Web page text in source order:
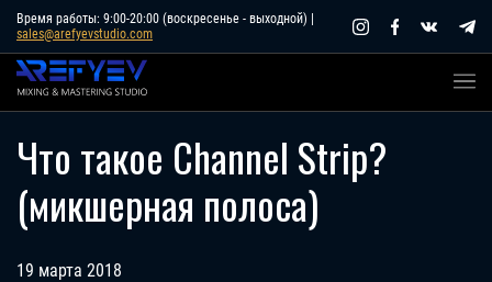
Skip
content
Время работы: 9:00-20:00 (воскресенье - выходной) |
sales@arefyevstudio.com
Что такое Channel Strip?
(микшерная полоса)
19 марта 2018